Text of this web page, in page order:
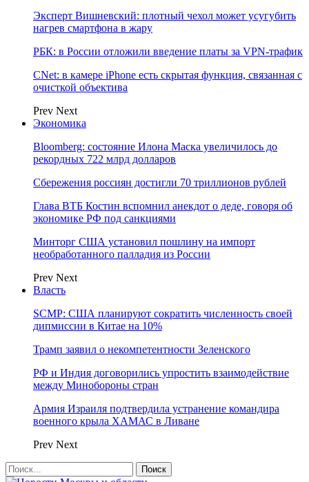
Эксперт Вишневский: плотный чехол может усугубить
нагрев смартфона в жару
РБК: в России отложили введение платы за VPN-трафик
CNet: в камере iPhone есть скрытая функция, связанная с
очисткой объектива
Prev Next
Экономика
Bloomberg: состояние Илона Маска увеличилось до
рекордных 722 млрд долларов
Сбережения россиян достигли 70 триллионов рублей
Глава ВТБ Костин вспомнил анекдот о деде, говоря об
экономике РФ под санкциями
Минторг США установил пошлину на импорт
необработанного палладия из России
Prev Next
Власть
SCMP: США планируют сократить численность своей
дипмиссии в Китае на 10%
Трамп заявил о некомпетентности Зеленского
РФ и Индия договорились упростить взаимодействие
между Минобороны стран
Армия Израиля подтвердила устранение командира
военного крыла ХАМАС в Ливане
Prev Next